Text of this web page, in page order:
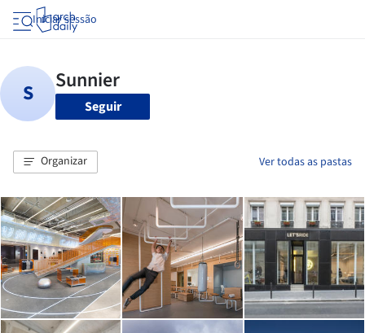
Iniciar sessão
Seguir
Organizar Ver todas as pastas